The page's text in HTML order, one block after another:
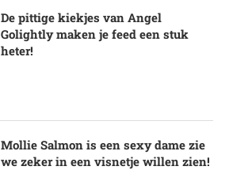
De pittige kiekjes van Angel
Golightly maken je feed een stuk
heter!
Mollie Salmon is een sexy dame zie
we zeker in een visnetje willen zien!